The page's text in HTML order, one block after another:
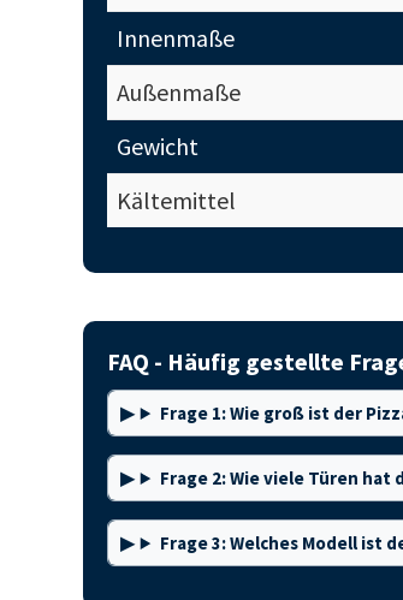
Innenmaße
Außenmaße
Gewicht
Kältemittel
FAQ - Häufig gestellte
Frage 1: Wie groß ist der
Frage 2: Wie viele Türen hat
Frage 3: Welches Modell ist